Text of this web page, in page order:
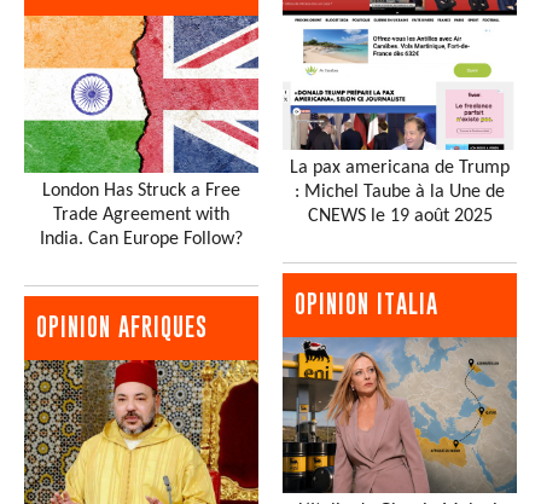
London Has Struck a Free
Trade Agreement with
India. Can Europe Follow?
OPINION AFRIQUES
La pax americana de Trump
: Michel Taube à la Une de
CNEWS le 19 août 2025
OPINION ITALIA